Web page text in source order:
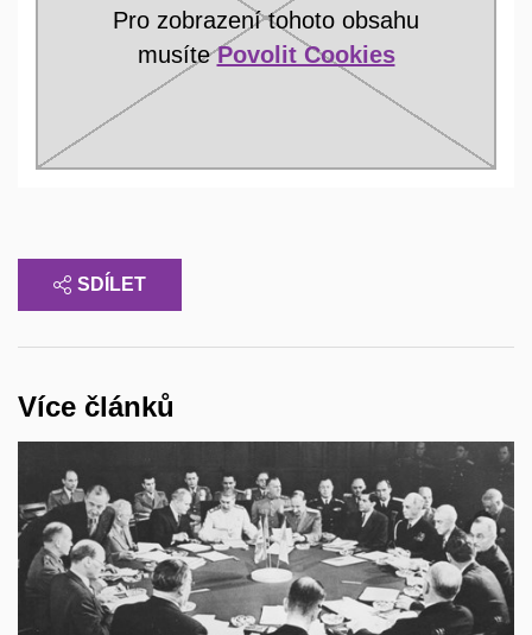
Pro zobrazení tohoto obsahu
musítePovolit Cookies
SDÍLET
Více článků